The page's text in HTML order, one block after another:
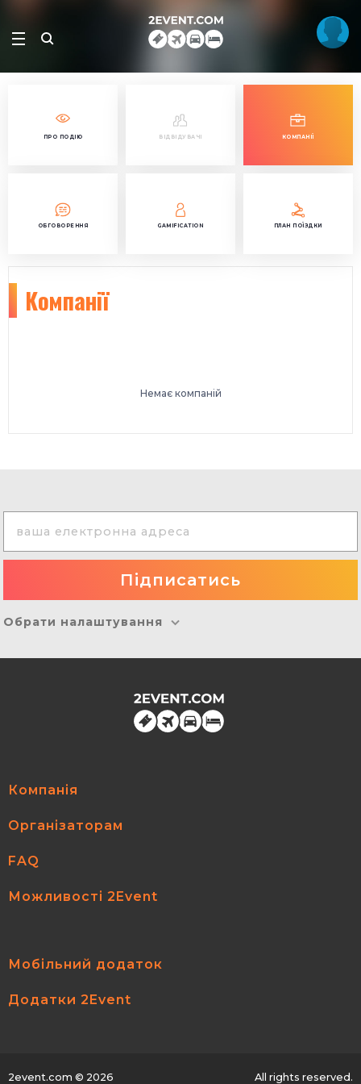
ПРО ПОДІЮ ВІДВІДУВАЧІ КОМПАНІЇ
ОБГОВОРЕННЯ GAMIFICATION ПЛАН ПОЇЗДКИ
Компанії
Немає компаній
Обрати налаштування
Компанія
Організаторам
FAQ
Можливості 2Event
Мобільний додаток
Додатки 2Event
2event.com © 2026 All rights reserved.